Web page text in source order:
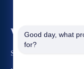
Wydarzenia
Sprawy
Good day, what
for?